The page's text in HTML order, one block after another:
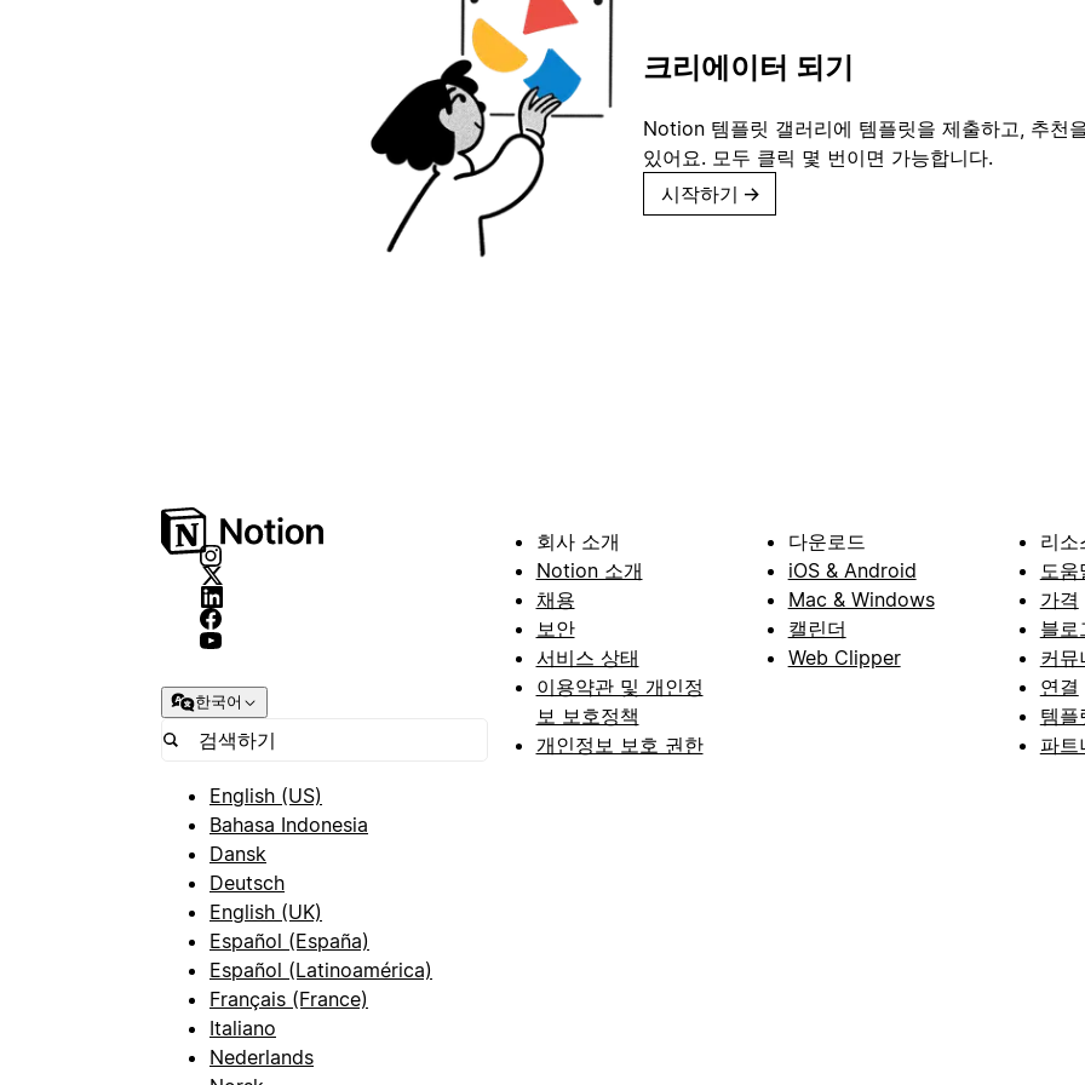
크리에이터 되기
Notion 템플릿 갤러리에 템플릿을 제출하고, 추천
있어요. 모두 클릭 몇 번이면 가능합니다.
시작하기 →
한국어
English (US)
Bahasa Indonesia
Dansk
Deutsch
English (UK)
Español (España)
Español (Latinoamérica)
Français (France)
Italiano
Nederlands
회사 소개
Notion 소개
채용
보안
서비스 상태
이용약관 및 개인정
보 보호정책
개인정보 보호 권한
다운로드
iOS & Android
Mac & Windows
캘린더
Web Clipper
리소
도움
가격
블로
커뮤
연결
템플
파트